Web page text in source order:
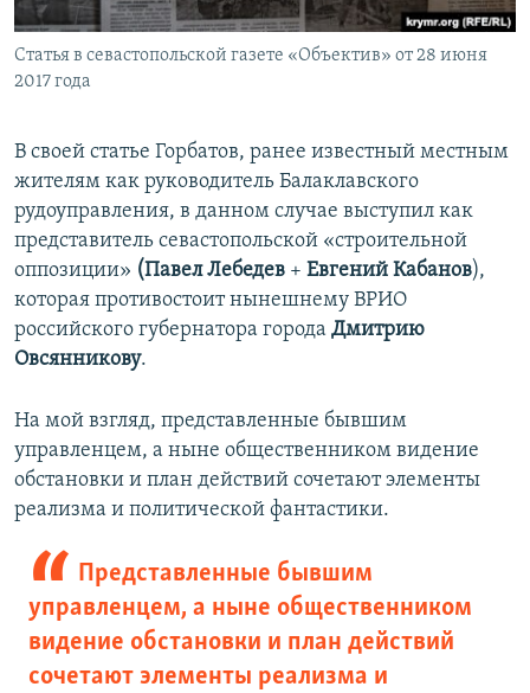
Статья в севастопольской газете «Объектив» от 28 июня
2017 года
В своей статье Горбатов, ранее известный местным
жителям как руководитель Балаклавского
рудоуправления, в данном случае выступил как
представитель севастопольской «строительной
оппозиции» (Павел Лебедев + Евгений Кабанов),
которая противостоит нынешнему ВРИО
российского губернатора города Дмитрию
Овсянникову.
На мой взгляд, представленные бывшим
управленцем, а ныне общественником видение
обстановки и план действий сочетают элементы
реализма и политической фантастики.
Представленные бывшим
управленцем, а ныне общественником
видение обстановки и план действий
сочетают элементы реализма и